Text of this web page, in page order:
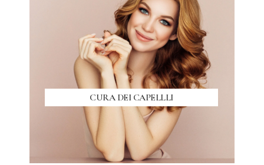
CURA DEI CAPELLLI